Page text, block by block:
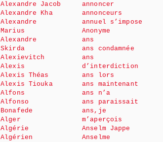
Alexandre Jacob
Alexandre Kha
Alexandre
Marius
Alexandre
Skirda
Alexievitch
Alexis
Alexis Théas
Alexis Tiouka
Alfons
Alfonso
Bonafede
Alger
Algérie
Algérien
annoncer
annonceurs
annuel s’impose
Anonyme
ans
ans condamnée
ans
d’interdiction
ans lors
ans maintenant
ans n’a
ans paraissait
ans,je
m’aperçois
Anselm Jappe
Anselme